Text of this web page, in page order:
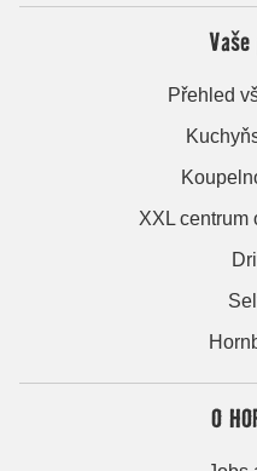
Přehled
XXL centrum
O